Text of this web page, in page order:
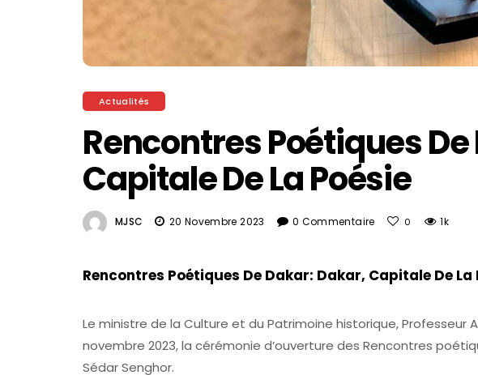
Actualités
Rencontres Poétiques
Capitale De La Poésie
MJSC 20 Novembre 2023 0 Commentaire 0 1k
Rencontres Poétiques De Dakar: Dakar, Capitale De La
Le ministre de la Culture et du Patrimoine historique, Professeur
novembre 2023, la cérémonie d’ouverture des Rencontres
Sédar Senghor.